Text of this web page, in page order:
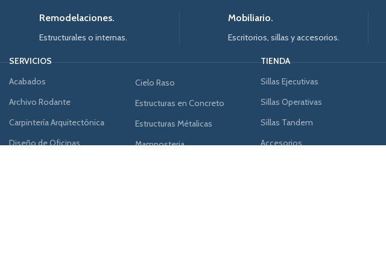
Remodelaciones.
Estructurales o internas.
Mobiliario.
Escritorios, sillas y accesorios.
SERVICIOS
Acabados
Archivo Rodante
Carpintería Arquitectónica
Diseño de Oficinas
Cielo Raso
Estructuras en Concreto
Estructuras Métalicas
Mamposteria
TIENDA
Sillas Ejecutivas
Sillas Operativas
Sillas Tandem
Accesorios